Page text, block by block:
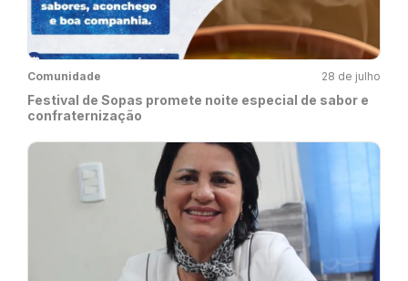
Comunidade 28 de julho
Festival de Sopas promete noite especial de sabor e
confraternização